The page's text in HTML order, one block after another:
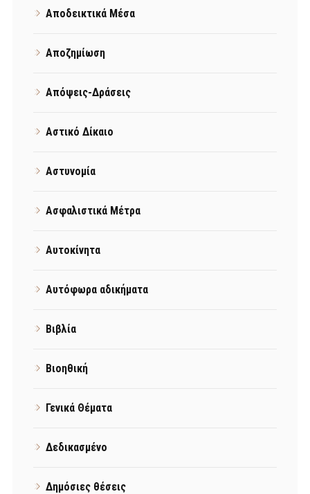
Αποδεικτικά Μέσα
Αποζημίωση
Απόψεις-Δράσεις
Αστικό Δίκαιο
Αστυνομία
Ασφαλιστικά Μέτρα
Αυτοκίνητα
Αυτόφωρα αδικήματα
Βιβλία
Βιοηθική
Γενικά Θέματα
Δεδικασμένο
Δημόσιες θέσεις